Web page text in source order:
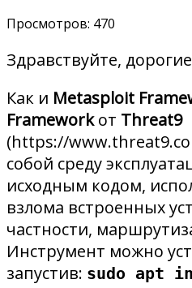
Просмотров: 470
Здравствуйте,
Как и Metasploit
Frameworkот Threat9
(https://
собой среду
исходным кодом,
взлома встроенных
частности,
Инструмент можно
запустив: sudo apt